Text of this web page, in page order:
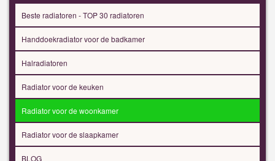
Beste radiatoren - TOP 30 radiatoren
Handdoekradiator voor de badkamer
Halradiatoren
Radiator voor de keuken
Radiator voor de woonkamer
Radiator voor de slaapkamer
BLOG